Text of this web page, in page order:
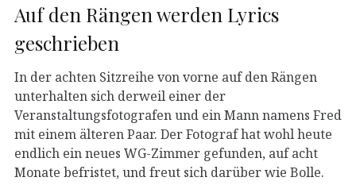
Auf den Rängen werden Lyrics
geschrieben
In der achten Sitzreihe von vorne auf den Rängen
unterhalten sich derweil einer der
Veranstaltungsfotografen und ein Mann namens Fred
mit einem älteren Paar. Der Fotograf hat wohl heute
endlich ein neues WG-Zimmer gefunden, auf acht
Monate befristet, und freut sich darüber wie Bolle.